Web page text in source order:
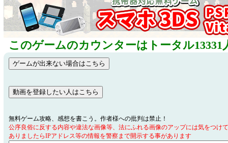
このゲームのカウンターはトータル13331
無料ゲーム攻略、感想を書こう。作者様への批判は禁止！
公序良俗に反する内容や違法な画像等、法にふれる画像のアップには気をつけ
ありましたらIPアドレス等の情報を警察まで開示する事があります